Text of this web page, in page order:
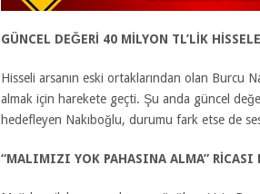
GÜNCEL DEĞERİ 40 MİLYON TL’LİK
Hisseli arsanın eski ortaklarından olan Burcu
almak için harekete geçti. Şu anda güncel
hedefleyen Nakıboğlu, durumu fark etse de
“MALIMIZI YOK PAHASINA ALMA”